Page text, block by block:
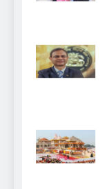
6
7